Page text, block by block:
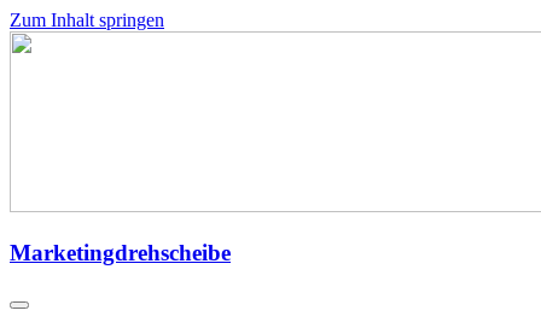
Zum Inhalt springen
Marketingdrehscheibe